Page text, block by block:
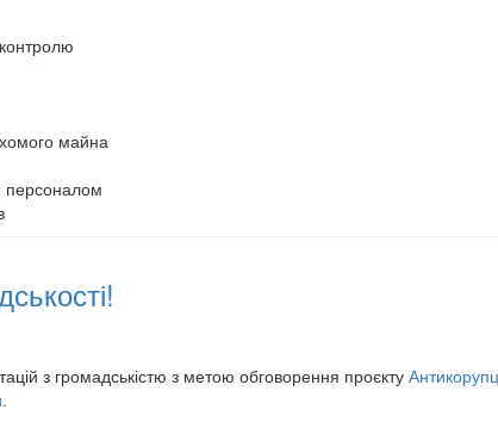
майна
персоналом
з громадськістю з метою обговорення проєкту